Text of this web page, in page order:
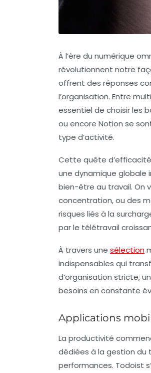
À l’ère du numérique
révolutionnent notre
offrent des réponses
l’organisation. Entre
essentiel de choisir les
ou encore Notion se
type d’activité.
Cette quête
une dynamique globale
bien-être au travail. On
concentration, ou des
risques liés à la
par le télétravail
À travers une sélection
indispensables qui
d’organisation stricte,
besoins en constante
Applications
La productivité
dédiées à la gestion du
performances. Todoist